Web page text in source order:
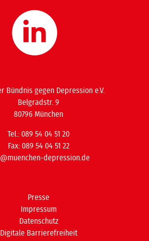
Bündnis gegen Depression e.V.
Belgradstr. 9
80796 München
Tel.: 089 54 04 51 20
Fax: 089 54 04 51 22
depression.de
Presse
Impressum
Datenschutz
Digitale Barrierefreiheit